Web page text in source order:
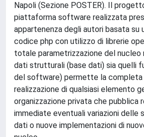
Napoli (Sezione POSTER). Il
piattaforma software realizzata
appartenenza degli autori basata su
codice php con utilizzo di librerie
totale parametrizzazione del nucleo
dati strutturali (base dati) sia quelli
del software) permette la
realizzazione di qualsiasi elemento
organizzazione privata che pubblica
immediate eventuali variazioni delle
dati o nuove implementazioni di